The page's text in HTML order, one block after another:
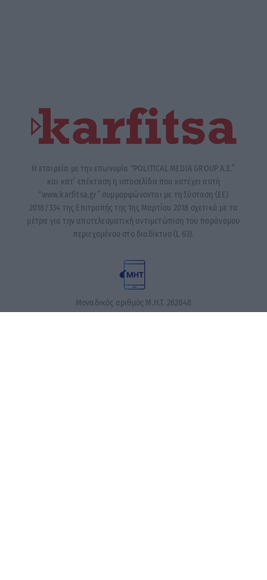
Η εταιρεία με την επωνυμία “POLITICAL MEDIA GROUP A.E.”
και κατ’ επέκταση η ιστοσελίδα που κατέχει αυτή
“www.karfitsa.gr” συμμορφώνονται με τη Σύσταση (ΕΕ)
2018/334 της Επιτροπής της 1ης Μαρτίου 2018 σχετικά με τα
μέτρα για την αποτελεσματική αντιμετώπιση του παράνομου
περιεχομένου στο διαδίκτυο (L 63).
Μοναδικός αριθμός Μ.Η.Τ. 262048